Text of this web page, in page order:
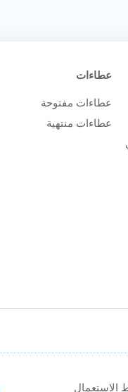
عطاءات
عطاءات مفتوحة
عطاءات منتهية
الاستعمال